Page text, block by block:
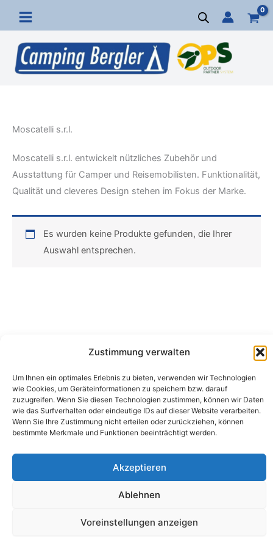
Zustimmung verwalten
Um Ihnen ein optimales Erlebnis zu bieten, verwenden wir Technologien
wie Cookies, um Geräteinformationen zu speichern bzw. darauf
zuzugreifen. Wenn Sie diesen Technologien zustimmen, können wir Daten
wie das Surfverhalten oder eindeutige IDs auf dieser Website verarbeiten.
Wenn Sie Ihre Zustimmung nicht erteilen oder zurückziehen, können
bestimmte Merkmale und Funktionen beeinträchtigt werden.
Akzeptieren
Ablehnen
Voreinstellungen anzeigen
Inhalt
springen
Moscatelli s.r.l.
Moscatelli s.r.l. entwickelt nützliches Zubehör und
Ausstattung für Camper und Reisemobilisten. Funktionalität,
Qualität und cleveres Design stehen im Fokus der Marke.
Es wurden keine Produkte gefunden, die Ihrer
Auswahl entsprechen.
Camping Bergler GmbH
Peter-Leardi-Weg 4, 8054 Graz
Steiermark / Österreich​
+43 316 225711
info@campingbergler.at​
Schlichtungsstelle
Datenschutzerklärung
Cookie-Richtlinie (EU)